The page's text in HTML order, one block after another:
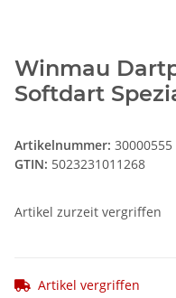
Winmau
Softdart
Artikelnummer: 30000555
GTIN: 5023231011268
Artikel zurzeit vergriffen
Artikel vergriffen